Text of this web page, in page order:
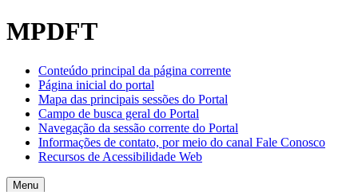
MPDFT
Conteúdo principal da página corrente
Página inicial do portal
Mapa das principais sessões do Portal
Campo de busca geral do Portal
Navegação da sessão corrente do Portal
Informações de contato, por meio do canal Fale Conosco
Recursos de Acessibilidade Web
Menu